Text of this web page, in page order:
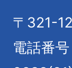
〒321-
電話番